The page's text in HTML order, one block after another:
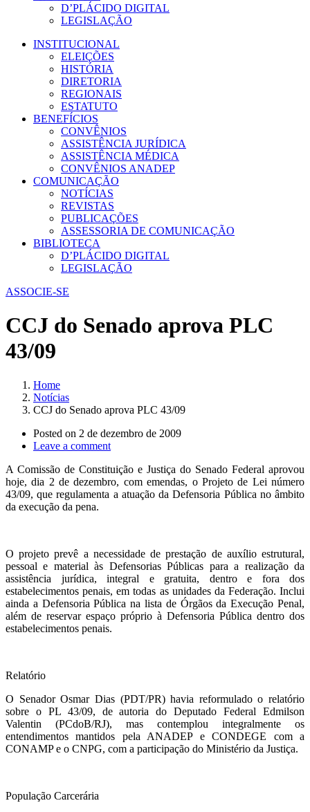
D’PLÁCIDO DIGITAL
LEGISLAÇÃO
INSTITUCIONAL
ELEIÇÕES
HISTÓRIA
DIRETORIA
REGIONAIS
ESTATUTO
BENEFÍCIOS
CONVÊNIOS
ASSISTÊNCIA JURÍDICA
ASSISTÊNCIA MÉDICA
CONVÊNIOS ANADEP
COMUNICAÇÃO
NOTÍCIAS
REVISTAS
PUBLICAÇÕES
ASSESSORIA DE COMUNICAÇÃO
BIBLIOTECA
D’PLÁCIDO DIGITAL
LEGISLAÇÃO
ASSOCIE-SE
CCJ do Senado aprova PLC
43/09
Home
Notícias
CCJ do Senado aprova PLC 43/09
Posted on 2 de dezembro de 2009
Leave a comment
A Comissão de Constituição e Justiça do Senado Federal aprovou
hoje, dia 2 de dezembro, com emendas, o Projeto de Lei número
43/09, que regulamenta a atuação da Defensoria Pública no âmbito
da execução da pena.
O projeto prevê a necessidade de prestação de auxílio estrutural,
pessoal e material às Defensorias Públicas para a realização da
assistência jurídica, integral e gratuita, dentro e fora dos
estabelecimentos penais, em todas as unidades da Federação. Inclui
ainda a Defensoria Pública na lista de Órgãos da Execução Penal,
além de reservar espaço próprio à Defensoria Pública dentro dos
estabelecimentos penais.
Relatório
O Senador Osmar Dias (PDT/PR) havia reformulado o relatório
sobre o PL 43/09, de autoria do Deputado Federal Edmilson
Valentin (PCdoB/RJ), mas contemplou integralmente os
entendimentos mantidos pela ANADEP e CONDEGE com a
CONAMP e o CNPG, com a participação do Ministério da Justiça.
População Carcerária